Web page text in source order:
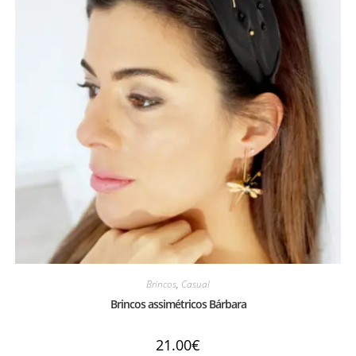
Brincos, Casual
Brincos assimétricos Bárbara
21.00€